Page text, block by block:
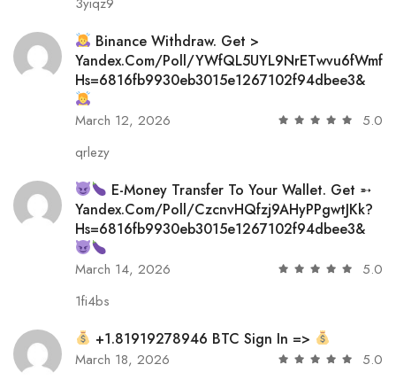
Binance Withdraw. Get >
Yandex.com/poll/YWfQL5UYL9NrETwvu6fWmf?
Hs=6816fb9930eb3015e1267102f94dbee3&
March 12, 2026
5.0
qrlezy
E-Money Transfer To Your Wallet. Get ➵
Yandex.com/poll/CzcnvHQfzj9AHyPPgwtJKk?
Hs=6816fb9930eb3015e1267102f94dbee3&
March 14, 2026
5.0
1fi4bs
+1.81919278946 BTC Sign In =>
March 18, 2026
5.0